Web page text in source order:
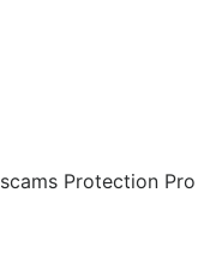
Protection Pro